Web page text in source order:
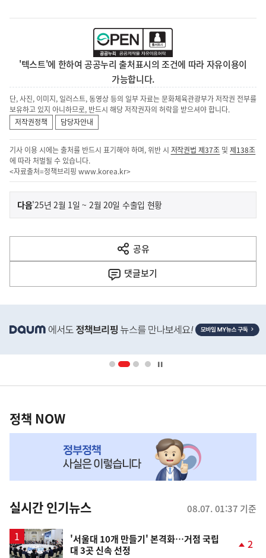
'텍스트'에 한하여 공공누리 출처표시의 조건에 따라 자유이용이
가능합니다.
단, 사진, 이미지, 일러스트, 동영상 등의 일부 자료는 문화체육관광부가 저작권 전부를
보유하고 있지 아니하므로, 반드시 해당 저작권자의 허락을 받으셔야 합니다.
저작권정책
담당자안내
기사 이용 시에는 출처를 반드시 표기해야 하며, 위반 시 저작권법 제37조 및제138조
에 따라 처벌될 수 있습니다.
<자료출처=정책브리핑 www.korea.kr>
이
전
다
음
다음기
'25년 2월 1일 ~ 2월 20일 수출입 현황
공유
열
기
댓글보기
단
영
책
NOW,
뉴
스
정책 NOW
실시간 인기뉴스 08.07. 01:37 기준
'서울대 10개 만들기' 본격화…거점 국립
대 3곳 신속 선정
2